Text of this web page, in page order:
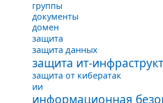
группы
документы
домен
защита
защита данных
защита ит-
защита от кибератак
ии
информационная